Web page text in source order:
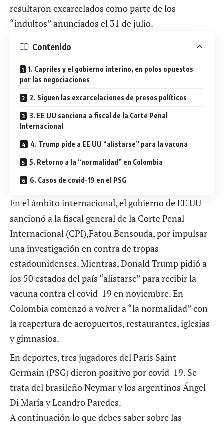
resultaron excarcelados como parte de los
“indultos” anunciados el 31 de julio.
Contenido
1. Capriles y el gobierno interino, en polos opuestos
por las negociaciones
2. Siguen las excarcelaciones de presos políticos
3. EE UU sanciona a fiscal de la Corte Penal
Internacional
4. Trump pide a EE UU “alistarse” para la vacuna
5. Retorno a la “normalidad” en Colombia
6. Casos de covid-19 en el PSG
En el ámbito internacional, el gobierno de EE UU
sancionó a la fiscal general de la Corte Penal
Internacional (CPI),Fatou Bensouda, por impulsar
una investigación en contra de tropas
estadounidenses. Mientras, Donald Trump pidió a
los 50 estados del país “alistarse” para recibir la
vacuna contra el covid-19 en noviembre. En
Colombia comenzó a volver a “la normalidad” con
la reapertura de aeropuertos, restaurantes, iglesias
y gimnasios.
En deportes, tres jugadores del París Saint-
Germain (PSG) dieron positivo por covid-19. Se
trata del brasileño Neymar y los argentinos Ángel
Di María y Leandro Paredes.
A continuación lo que debes saber sobre las